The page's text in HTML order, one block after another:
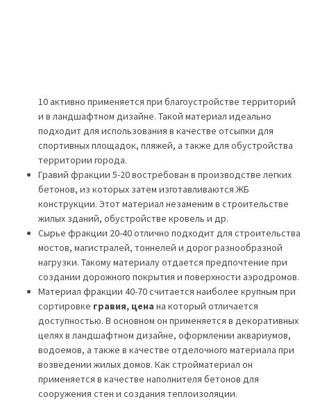
10 активно применяется при благоустройстве территорий
и в ландшафтном дизайне. Такой материал идеально
подходит для использования в качестве отсыпки для
спортивных площадок, пляжей, а также для обустройства
территории города.
Гравий фракции 5-20 востребован в производстве легких
бетонов, из которых затем изготавливаются ЖБ
конструкции. Этот материал незаменим в строительстве
жилых зданий, обустройстве кровель и др.
Сырье фракции 20-40 отлично подходит для строительства
мостов, магистралей, тоннелей и дорог разнообразной
нагрузки. Такому материалу отдается предпочтение при
создании дорожного покрытия и поверхности аэродромов.
Материал фракции 40-70 считается наиболее крупным при
сортировке гравия, цена на который отличается
доступностью. В основном он применяется в декоративных
целях в ландшафтном дизайне, оформлении аквариумов,
водоемов, а также в качестве отделочного материала при
возведении жилых домов. Как стройматериал он
применяется в качестве наполнителя бетонов для
сооружения стен и создания теплоизоляции.